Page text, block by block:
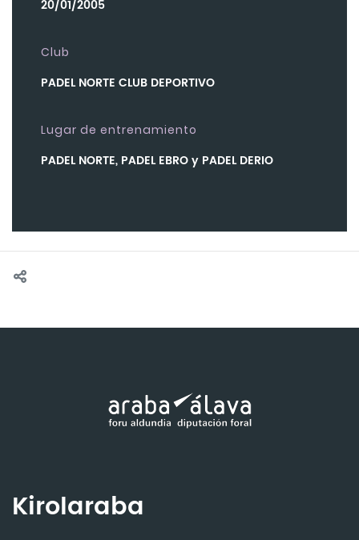
20/01/2005
Club
PADEL NORTE CLUB DEPORTIVO
Lugar de entrenamiento
PADEL NORTE, PADEL EBRO y PADEL DERIO
Kirolaraba